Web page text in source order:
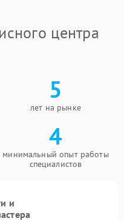
центра
5
лет на рынке
4
минимальный опыт работы
специалистов
и